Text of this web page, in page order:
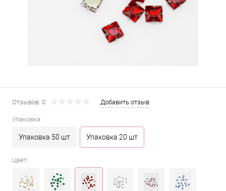
Отзывов: 0 Добавить отзыв
Упаковка:
Упаковка 50 шт Упаковка 20 шт
Цвет: